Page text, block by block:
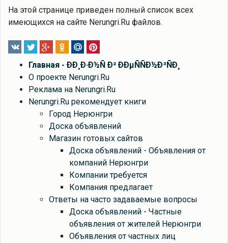
На этой странице приведен полный список всех
имеющихся на сайте Nerungri.Ru файлов.
Главная - ÐÐ¸Ð·Ð½Ñ Ð² ÐÐµÑÑÐ½Ð³ÑÐ¸
О проекте Nerungri.Ru
Реклама на Nerungri.Ru
Nerungri.Ru рекомендует книги
Город Нерюнгри
Доска объявлений
Магазин готовых сайтов
Доска объявлений - Объявления от
компаний Нерюнгри
Компании требуется
Компания предлагает
Ответы на часто задаваемые вопросы
Доска объявлений - Частные
объявления от жителей Нерюнгри
Объявления от частных лиц